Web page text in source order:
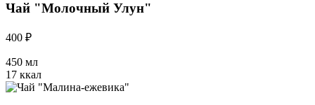
Чай "Молочный Улун"
400 ₽
450 мл
17 ккал